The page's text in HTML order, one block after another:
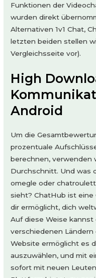
Funktionen der
wurden direkt
Alternativen 1v1 Chat,
letzten beiden stellen
Vergleichsseite vor).
High
Android
Um die
prozentuale
berechnen, verwenden
Durchschnitt. Und was
omegle oder
sieht? ChatHub ist eine
dir ermöglicht, dich
Auf diese Weise
verschiedenen
Website ermöglicht es
auszuwählen, und mit
sofort mit neuen Leuten